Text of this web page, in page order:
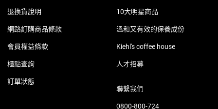
退換貨說明
網路訂購商品條款
會員權益條款
櫃點查詢
訂單狀態
10大明星商品
溫和又有效的保養成份
Kiehl's coffee house
人才招募
聯繫我們
0800-800-724